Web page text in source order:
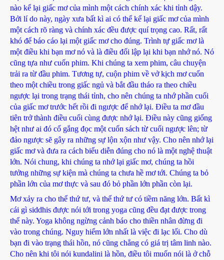
nào kể lại giấc mơ của mình một cách chính xác khi tỉnh dậy.
Bởi lí do này, ngày xưa bất kì ai có thể kể lại giấc mơ của mình
một cách rõ ràng và chính xác đều được quí trọng cao. Rất, rất
khó để báo cáo lại một giấc mơ cho đúng. Trình tự giấc mơ là
một điều khi bạn mơ nó và là điều đối lập lại khi bạn nhớ nó. Nó
cũng tựa như cuốn phim. Khi chúng ta xem phim, câu chuyện
trải ra từ đầu phim. Tương tự, cuộn phim về vở kịch mơ cuốn
theo một chiều trong giấc ngủ và bắt đầu tháo ra theo chiều
ngược lại trong trạng thái tỉnh, cho nên chúng ta nhớ phần cuối
của giấc mơ trước hết rồi đi ngược để nhớ lại. Điều ta mơ đầu
tiên trở thành điều cuối cùng được nhớ lại. Điều này cũng giống
hệt như ai đó cố gắng đọc một cuốn sách từ cuối ngược lên; từ
đảo ngược sẽ gây ra những sự lộn xộn như vậy. Cho nên nhớ lại
giấc mơ và đưa ra cách biểu diễn đúng cho nó là một nghệ thuật
lớn. Nói chung, khi chúng ta nhớ lại giấc mơ, chúng ta hồi
tưởng những sự kiện mà chúng ta chưa hề mơ tới. Chúng ta bỏ
phần lớn của mơ thực và sau đó bỏ phần lớn phần còn lại.
Mơ xảy ra cho thể thứ tư, và thể thứ tư có tiềm năng lớn. Bất kì
cái gì siddhis được nói tới trong yoga cũng đều đạt được trong
thể này. Yoga không ngừng cảnh báo cho thiền nhân đừng đi
vào trong chúng. Nguy hiểm lớn nhất là việc đi lạc lối. Cho dù
bạn đi vào trạng thái hồn, nó cũng chẳng có giá trị tâm linh nào.
Cho nên khi tôi nói kundalini là hồn, điều tôi muốn nói là ở chỗ